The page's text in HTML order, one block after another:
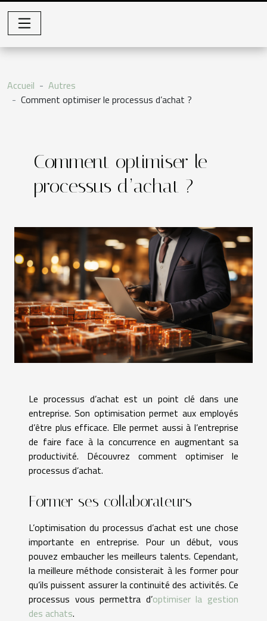
Accueil
Autres
Comment optimiser le processus d’achat ?
Comment optimiser le
processus d’achat ?
Le processus d’achat est un point clé dans une
entreprise. Son optimisation permet aux employés
d’être plus efficace. Elle permet aussi à l’entreprise
de faire face à la concurrence en augmentant sa
productivité. Découvrez comment optimiser le
processus d’achat.
Former ses collaborateurs
L’optimisation du processus d’achat est une chose
importante en entreprise. Pour un début, vous
pouvez embaucher les meilleurs talents. Cependant,
la meilleure méthode consisterait à les former pour
qu’ils puissent assurer la continuité des activités. Ce
processus vous permettra d’optimiser la gestion
des achats.